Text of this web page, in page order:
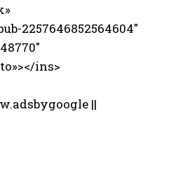
2257646852564604″
ins>
||